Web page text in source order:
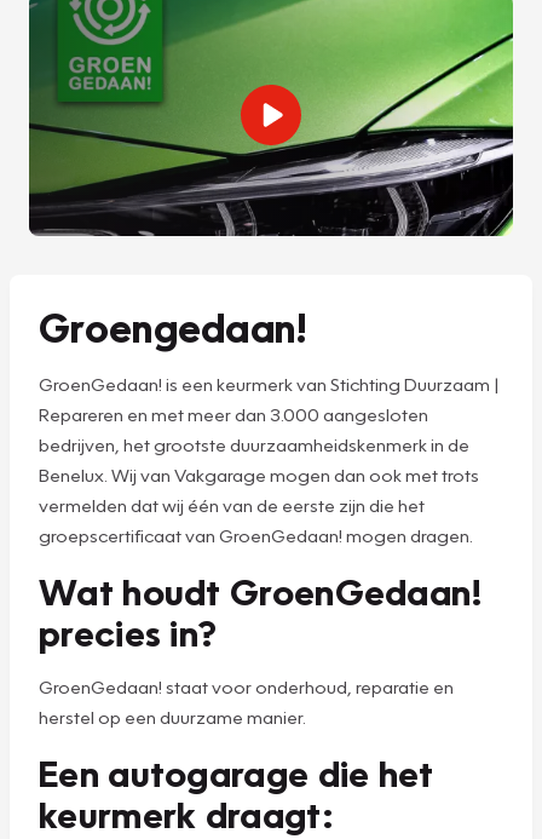
Groengedaan!
GroenGedaan! is een keurmerk van Stichting Duurzaam |
Repareren en met meer dan 3.000 aangesloten
bedrijven, het grootste duurzaamheidskenmerk in de
Benelux. Wij van Vakgarage mogen dan ook met trots
vermelden dat wij één van de eerste zijn die het
groepscertificaat van GroenGedaan! mogen dragen.
Wat houdt GroenGedaan!
precies in?
GroenGedaan! staat voor onderhoud, reparatie en
herstel op een duurzame manier.
Een autogarage die het
keurmerk draagt: